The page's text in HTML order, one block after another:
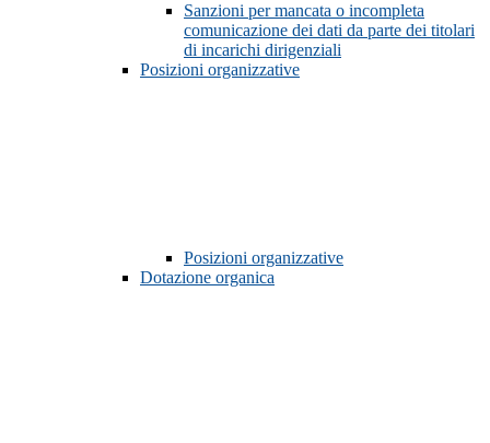
Sanzioni per mancata o incompleta
comunicazione dei dati da parte dei titolari
di incarichi dirigenziali
Posizioni organizzative
Posizioni organizzative
Dotazione organica